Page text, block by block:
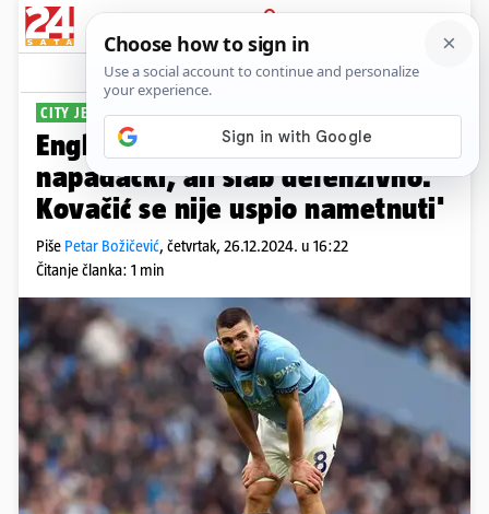
PRIJAVA
Sport Komentari
CITY JE OPET KIKSAO
Englezi: 'Gvardiol je bio opasan
napadački, ali slab defenzivno.
Kovačić se nije uspio nametnuti'
Piše Petar Božičević, četvrtak, 26.12.2024. u 16:22
Čitanje članka: 1 min